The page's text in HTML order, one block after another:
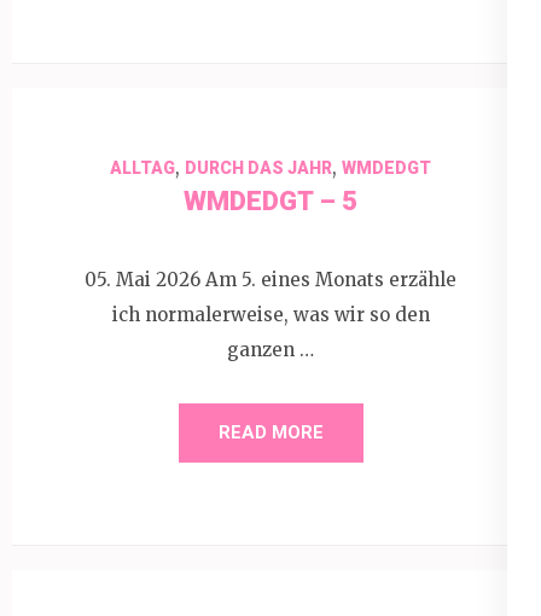
ALLTAG, DURCH DAS JAHR, WMDEDGT
WMDEDGT – 5
05. Mai 2026 Am 5. eines Monats erzähle
ich normalerweise, was wir so den
ganzen …
READ MORE